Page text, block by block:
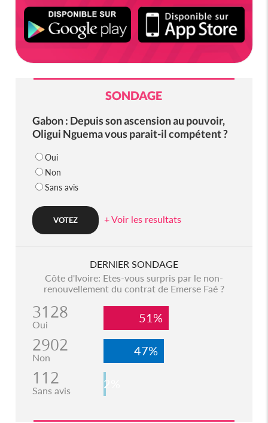
SONDAGE
Gabon : Depuis son ascension au pouvoir,
Oligui Nguema vous parait-il compétent ?
Oui
Non
Sans avis
+ Voir les resultats
DERNIER SONDAGE
Côte d'Ivoire: Etes-vous surpris par le non-
renouvellement du contrat de Emerse Faé ?
3128
Oui 51%
2902
Non 47%
112
Sans avis 2%